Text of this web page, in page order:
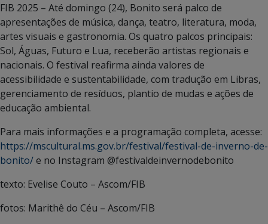
FIB 2025 – Até domingo (24), Bonito será palco de
apresentações de música, dança, teatro, literatura, moda,
artes visuais e gastronomia. Os quatro palcos principais:
Sol, Águas, Futuro e Lua, receberão artistas regionais e
nacionais. O festival reafirma ainda valores de
acessibilidade e sustentabilidade, com tradução em Libras,
gerenciamento de resíduos, plantio de mudas e ações de
educação ambiental.
Para mais informações e a programação completa, acesse:
https://mscultural.ms.gov.br/festival/festival-de-inverno-de-
bonito/e no Instagram @festivaldeinvernodebonito
texto: Evelise Couto – Ascom/FIB
fotos: Marithê do Céu – Ascom/FIB